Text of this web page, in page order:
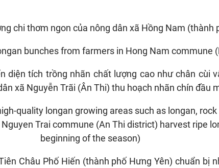
bunches from farmers in Hong Nam commune
quality longan growing areas such as longan,
Trai commune (An Thi district) harvest ripe
beginning of the season)